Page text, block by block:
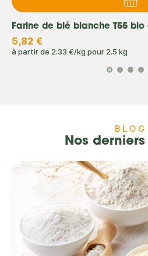
Farine de blé blanche T55
5,82 €
à partir de 2.33 €/kg pour2.5 kg
BLOG
Nos